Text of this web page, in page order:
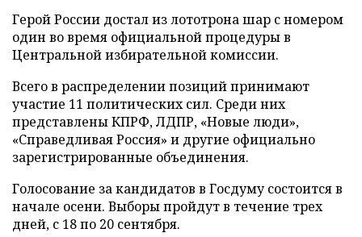
Герой России достал из лототрона шар с номером
один во время официальной процедуры в
Центральной избирательной комиссии.
Всего в распределении позиций принимают
участие 11 политических сил. Среди них
представлены КПРФ, ЛДПР, «Новые люди»,
«Справедливая Россия» и другие официально
зарегистрированные объединения.
Голосование за кандидатов в Госдуму состоится в
начале осени. Выборы пройдут в течение трех
дней, с 18 по 20 сентября.